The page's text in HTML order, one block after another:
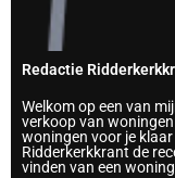
Redactie
Welkom op een van
verkoop van
woningen voor je
Ridderkerkkrant de
vinden van een